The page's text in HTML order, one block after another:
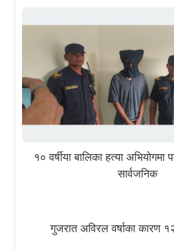
१० वर्षीया बालिका हत्या
सार्वजनिक
गुजरात अविरल वर्षाका कारण